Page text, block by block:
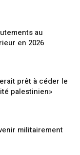
au
en 2026
prêt à céder le
palestinien»
militairement